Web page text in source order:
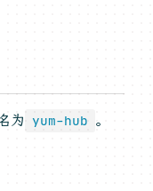
为 yum-hub 。